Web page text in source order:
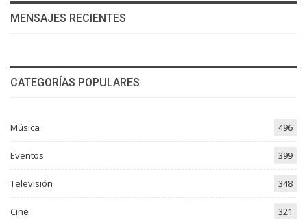
MENSAJES RECIENTES
CATEGORÍAS POPULARES
Música 496
Eventos 399
Televisión 348
Cine 321